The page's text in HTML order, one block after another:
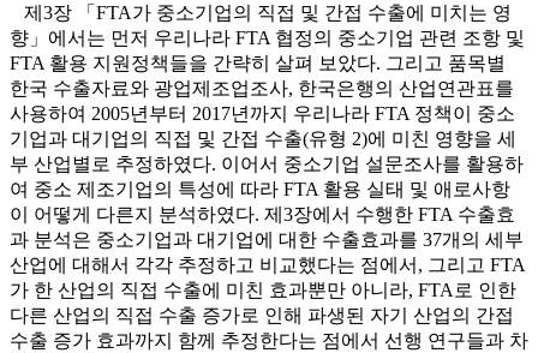
제3장 「FTA가 중소기업의 직접 및 간접 수출에 미치는 영
향」에서는 먼저 우리나라 FTA 협정의 중소기업 관련 조항 및
FTA 활용 지원정책들을 간략히 살펴 보았다. 그리고 품목별
한국 수출자료와 광업제조업조사, 한국은행의 산업연관표를
사용하여 2005년부터 2017년까지 우리나라 FTA 정책이 중소
기업과 대기업의 직접 및 간접 수출(유형 2)에 미친 영향을 세
부 산업별로 추정하였다. 이어서 중소기업 설문조사를 활용하
여 중소 제조기업의 특성에 따라 FTA 활용 실태 및 애로사항
이 어떻게 다른지 분석하였다. 제3장에서 수행한 FTA 수출효
과 분석은 중소기업과 대기업에 대한 수출효과를 37개의 세부
산업에 대해서 각각 추정하고 비교했다는 점에서, 그리고 FTA
가 한 산업의 직접 수출에 미친 효과뿐만 아니라, FTA로 인한
다른 산업의 직접 수출 증가로 인해 파생된 자기 산업의 간접
수출 증가 효과까지 함께 추정한다는 점에서 선행 연구들과 차